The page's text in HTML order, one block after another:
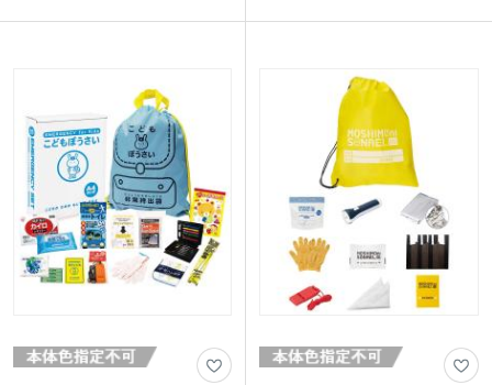
ポーチは大きく開き、整理・収納しやす
スムーズに持ち出せます。
フィスの備えとしておすすめです。化粧
箱の裏面にはチェックリストが付いてお
り、入れ忘れや持ち出し忘れを防げる工
防災イベントのノベルティとして配布す
れば、防災意識を高めるきっかけづくり
にもなります。